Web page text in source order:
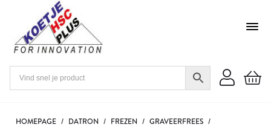
HOMEPAGE / DATRON / FREZEN / GRAVEERFREES /